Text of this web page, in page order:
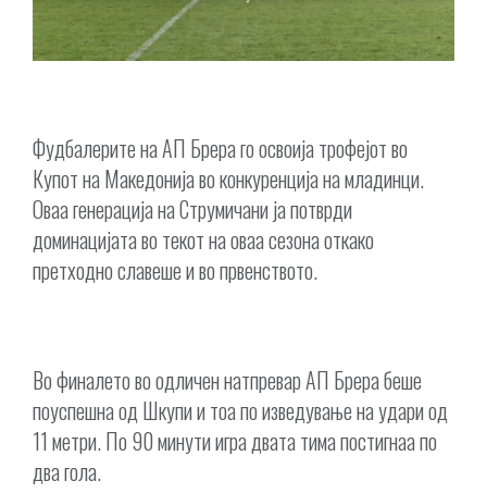
Фудбалерите на АП Брера го освоија трофејот во
Купот на Македонија во конкуренција на младинци.
Оваа генерација на Струмичани ја потврди
доминацијата во текот на оваа сезона откако
претходно славеше и во првенството.
Во финалето во одличен натпревар АП Брера беше
поуспешна од Шкупи и тоа по изведување на удари од
11 метри. По 90 минути игра двата тима постигнаа по
два гола.